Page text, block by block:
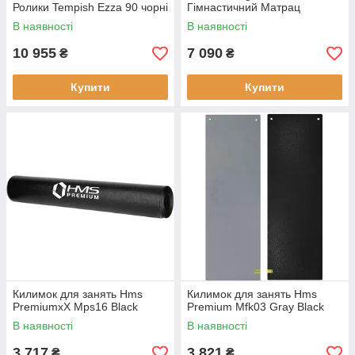
Ролики Tempish Ezza 90 чорні
В наявності
10 955 ₴
Купити
Гімнастичний Матрац
Складний 2400x1200 мм,
червоний
В наявності
7 090 ₴
Купити
Килимок для занять Hms
PremiumxX Mps16 Black
В наявності
Килимок для занять Hms
Premium Mfk03 Gray Black
В наявності